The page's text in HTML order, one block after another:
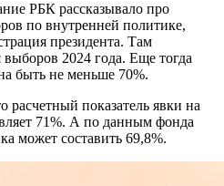
РБК рассказывало про
по внутренней политике,
президента. Там
2024 года. Еще тогда
быть не меньше 70%.
показатель явки на
71%. А по данным фонда
может составить 69,8%.